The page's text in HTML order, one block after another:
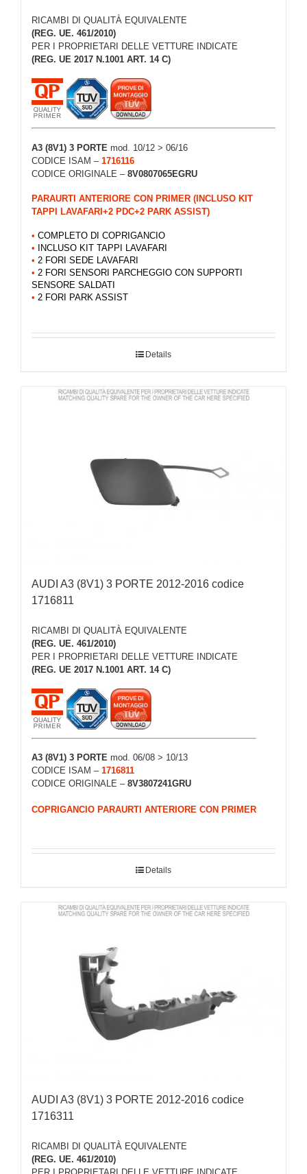
RICAMBI DI QUALITÀ EQUIVALENTE
(REG. UE. 461/2010)
PER I PROPRIETARI DELLE VETTURE INDICATE
(REG. UE 2017 N.1001 ART. 14 C)
A3 (8V1) 3 PORTE mod. 10/12 > 06/16
CODICE ISAM – 1716116
CODICE ORIGINALE – 8V0807065EGRU
PARAURTI ANTERIORE CON PRIMER (INCLUSO KIT
TAPPI LAVAFARI+2 PDC+2 PARK ASSIST)
• COMPLETO DI COPRIGANCIO
•
INCLUSO KIT TAPPI LAVAFARI
• 2 FORI SEDE LAVAFARI
• 2 FORI SENSORI PARCHEGGIO CON SUPPORTI
SENSORE SALDATI
• 2 FORI PARK ASSIST
Details
AUDI A3 (8V1) 3 PORTE 2012-2016 codice
1716811
RICAMBI DI QUALITÀ EQUIVALENTE
(REG. UE. 461/2010)
PER I PROPRIETARI DELLE VETTURE INDICATE
(REG. UE 2017 N.1001 ART. 14 C)
A3 (8V1) 3 PORTE mod. 06/08 > 10/13
CODICE ISAM – 1716811
CODICE ORIGINALE – 8V3807241GRU
COPRIGANCIO PARAURTI ANTERIORE CON PRIMER
Details
AUDI A3 (8V1) 3 PORTE 2012-2016 codice
1716311
RICAMBI DI QUALITÀ EQUIVALENTE
(REG. UE. 461/2010)